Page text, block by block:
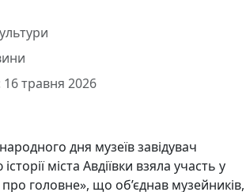
травня 2026
дня музеїв завідувач
міста Авдіївки взяла участь у
головне», що об’єднав музейників,